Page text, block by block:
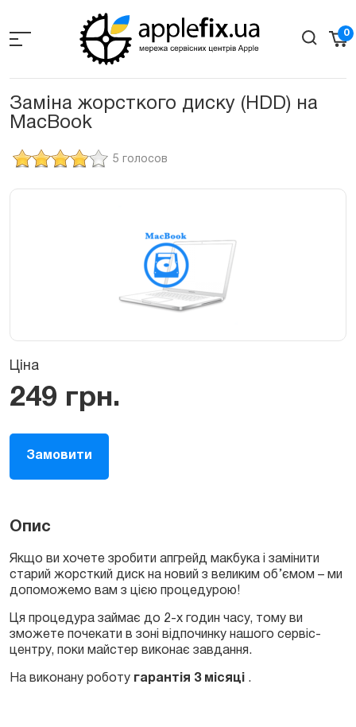
the
0
Заміна жорсткого диску (HDD) на
MacBook
5 голосов
Ціна
249 грн.
Замовити
Опис
Якщо ви хочете зробити апгрейд макбука і замінити
старий жорсткий диск на новий з великим об’ємом – ми
допоможемо вам з цією процедурою!
Ця процедура займає до 2-х годин часу, тому ви
зможете почекати в зоні відпочинку нашого сервіс-
центру, поки майстер виконає завдання.
На виконану роботу гарантія 3 місяці .